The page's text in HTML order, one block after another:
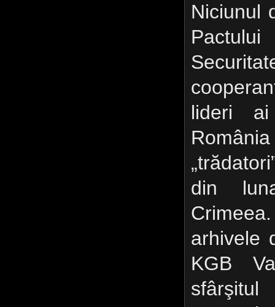
Niciunul
lideri ai
din
arhivele
KGB